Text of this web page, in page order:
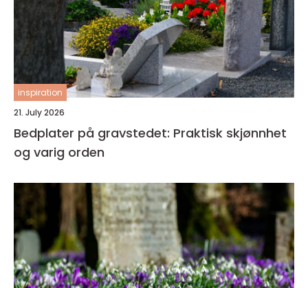
inspiration
21. July 2026
Bedplater på gravstedet: Praktisk skjønnhet
og varig orden